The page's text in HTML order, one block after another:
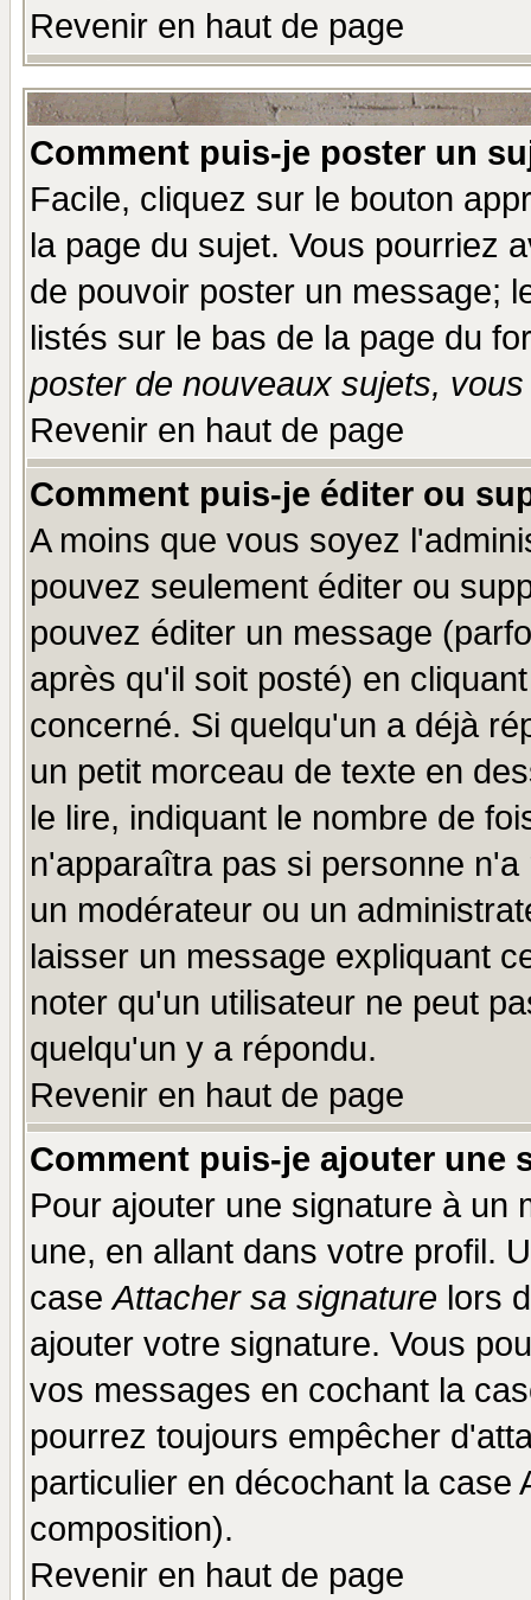
Revenir en haut de page
Comment puis-je poster un
Facile, cliquez sur le bouton
la page du sujet. Vous pourriez
de pouvoir poster un message;
listés sur le bas de la page du
poster de nouveaux sujets,
Revenir en haut de page
Comment puis-je éditer ou
A moins que vous soyez
pouvez seulement éditer ou
pouvez éditer un message
après qu'il soit posté) en
concerné. Si quelqu'un a déjà
un petit morceau de texte en
le lire, indiquant le nombre de
n'apparaîtra pas si personne
un modérateur ou un
laisser un message expliquant
noter qu'un utilisateur ne peut
quelqu'un y a répondu.
Revenir en haut de page
Comment puis-je ajouter une
Pour ajouter une signature à un
une, en allant dans votre profil.
caseAttacher sa signature lors
ajouter votre signature. Vous
vos messages en cochant la
pourrez toujours empêcher
particulier en décochant la
composition).
Revenir en haut de page